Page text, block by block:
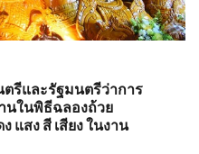
รีและรัฐมนตรีว่าการ
นในพิธีฉลองถ้วย
แสง สี เสียง ในงาน